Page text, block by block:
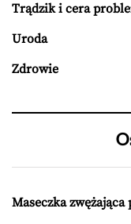
Trądzik i cera
Uroda
Zdrowie
Maseczka